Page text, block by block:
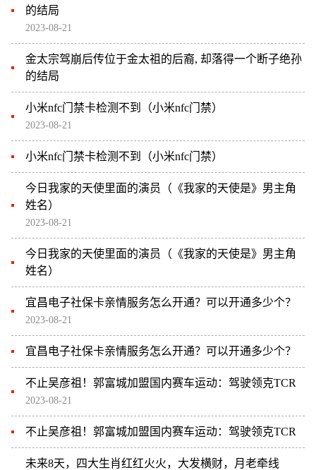
的结局
2023-08-21
金太宗驾崩后传位于金太祖的后裔, 却落得一个断子绝孙
的结局
小米nfc门禁卡检测不到（小米nfc门禁）
2023-08-21
小米nfc门禁卡检测不到（小米nfc门禁）
今日我家的天使里面的演员（《我家的天使是》男主角
姓名）
2023-08-21
今日我家的天使里面的演员（《我家的天使是》男主角
姓名）
宜昌电子社保卡亲情服务怎么开通？可以开通多少个？
2023-08-21
宜昌电子社保卡亲情服务怎么开通？可以开通多少个？
不止吴彦祖！郭富城加盟国内赛车运动：驾驶领克TCR
2023-08-21
不止吴彦祖！郭富城加盟国内赛车运动：驾驶领克TCR
未来8天，四大生肖红红火火，大发横财，月老牵线